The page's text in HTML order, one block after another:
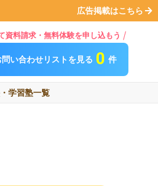
広告掲載はこちら
資料請求・無料体験を申し込もう
問い合わせリストを見る 0 件
学習塾一覧